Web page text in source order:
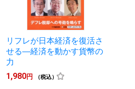
リフレが日本経済を復活さ
せる―経済を動かす貨幣の
力
1,980円 （税込）